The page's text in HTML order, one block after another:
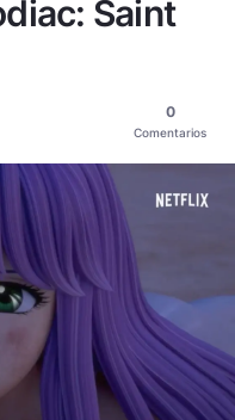
Saint
0
Comentarios